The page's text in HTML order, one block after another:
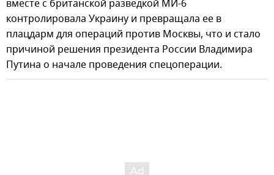
вместе с британской разведкой МИ-6
контролировала Украину и превращала ее в
плацдарм для операций против Москвы, что и стало
причиной решения президента России Владимира
Путина о начале проведения спецоперации.